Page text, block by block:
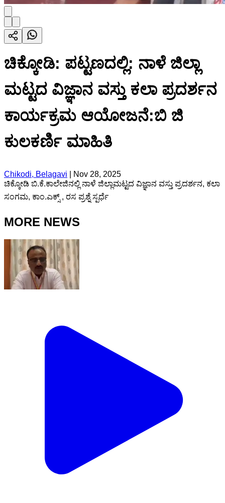
ಚಿಕ್ಕೋಡಿ: ಪಟ್ಟಣದಲ್ಲಿ: ನಾಳೆ ಜಿಲ್ಲಾ
ಮಟ್ಟದ ವಿಜ್ಞಾನ ವಸ್ತು ಕಲಾ ಪ್ರದರ್ಶನ
ಕಾರ್ಯಕ್ರಮ ಆಯೋಜನೆ:ಬಿ ಜಿ
ಕುಲಕರ್ಣಿ ಮಾಹಿತಿ
Chikodi, Belagavi
Nov 28, 2025
ಚಿಕ್ಕೋಡಿ ಬಿ.ಕೆ‌.ಕಾಲೇಜಿನಲ್ಲಿ ನಾಳೆ ಜಿಲ್ಲಾಮಟ್ಟದ ವಿಜ್ಞಾನ ವಸ್ತು ಪ್ರದರ್ಶನ, ಕಲಾ
ಸಂಗಮ, ಕಾಂ.ಎಕ್ಸ್ , ರಸ ಪ್ರಶ್ನೆ ಸ್ಪರ್ಧೆ
MORE NEWS